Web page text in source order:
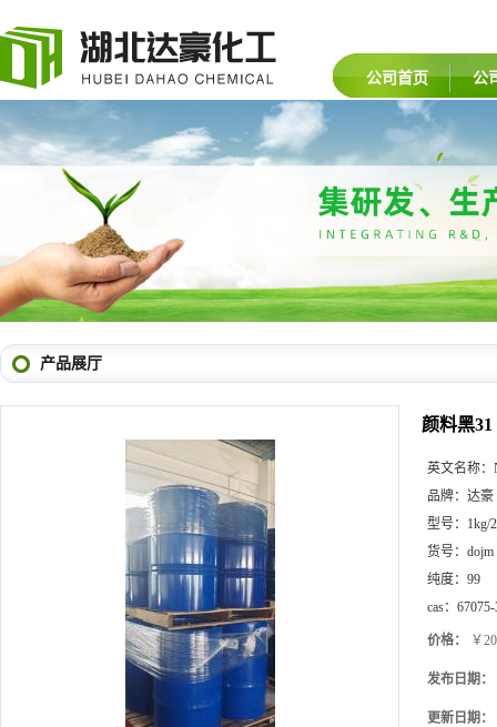
公司首页 公
产品展厅
颜料黑31
英文名称：
品牌： 达豪
型号： 1kg/
货号： dojm
纯度： 99
cas：
价格： ￥
发布日期：
更新日期：